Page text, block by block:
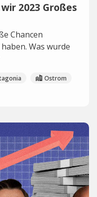
2023 Großes
Chancen
Was wurde
Ostrom